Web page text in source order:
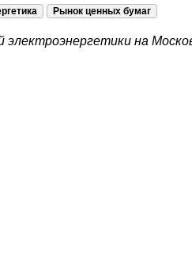
Рынок ценных бумаг
электроэнергетики на